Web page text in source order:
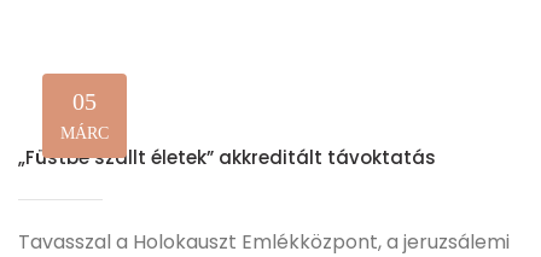
05
MÁRC
„Füstbe szállt életek” akkreditált távoktatás
Tavasszal a Holokauszt Emlékközpont, a jeruzsálemi